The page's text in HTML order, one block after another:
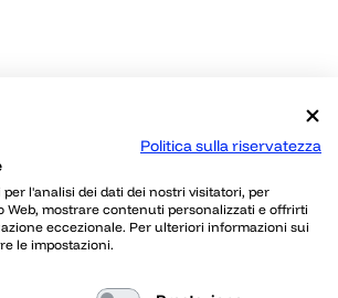
Politica sulla riservatezza
l'analisi dei dati dei nostri visitatori, per
Web, mostrare contenuti personalizzati e offrirti
eccezionale. Per ulteriori informazioni sui
le impostazioni.